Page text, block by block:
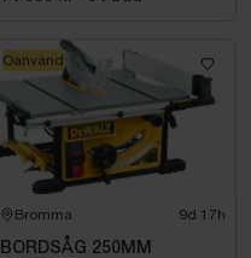
Bromma 9d 17h
BORDSÅG 250MM
Oanvänd